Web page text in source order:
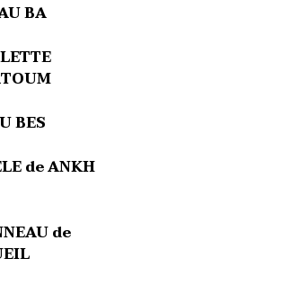
BA
BES
de ANKH
de